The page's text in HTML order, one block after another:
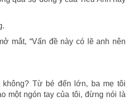
mắt, “Vấn đề này có lẽ anh nên
không? Từ bé đến lớn, ba mẹ tôi
một ngón tay của tôi, đừng nói là